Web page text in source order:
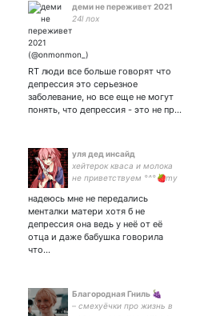
деми не переживет 2021
24l лох
RT люди все больше говорят что
депрессия это серьезное
заболевание, но все еще не могут
понять, что депрессия - это не пр…
уля дед инсайд
хейтерок кваса и молока
не приветствуем °^°🍓my
надеюсь мне не передались
менталки матери хотя б не
депрессия она ведь у неё от её
отца и даже бабушка говорила
что…
Благородная Гниль 🍇
– смехуёчки про жизнь в